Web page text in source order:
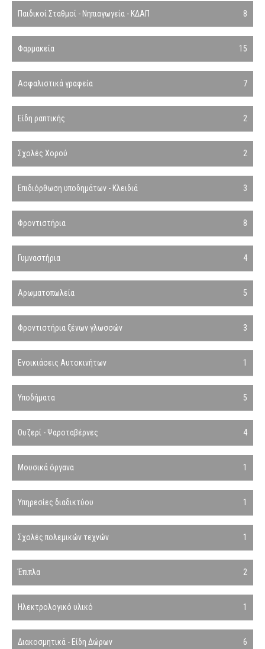
Παιδικοί Σταθμοί - Νηπιαγωγεία - ΚΔΑΠ 8
Φαρμακεία 15
Ασφαλιστικά γραφεία 7
Είδη ραπτικής 2
Σχολές Χορού 2
Επιδιόρθωση υποδημάτων - Κλειδιά 3
Φροντιστήρια 8
Γυμναστήρια 4
Αρωματοπωλεία 5
Φροντιστήρια ξένων γλωσσών 3
Ενοικιάσεις Αυτοκινήτων 1
Υποδήματα 5
Ουζερί - Ψαροταβέρνες 4
Μουσικά όργανα 1
Υπηρεσίες διαδικτύου 1
Σχολές πολεμικών τεχνών 1
Έπιπλα 2
Ηλεκτρολογικό υλικό 1
Διακοσμητικά - Είδη Δώρων 6